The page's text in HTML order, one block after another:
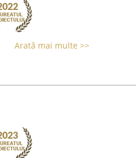
Arată mai multe >>